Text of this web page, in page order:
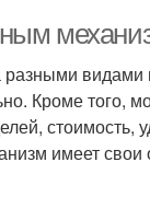
видами
Кроме того,
имеет свои